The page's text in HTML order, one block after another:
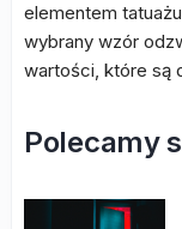
elementem
wybrany wzór
wartości, które są
Polecamy